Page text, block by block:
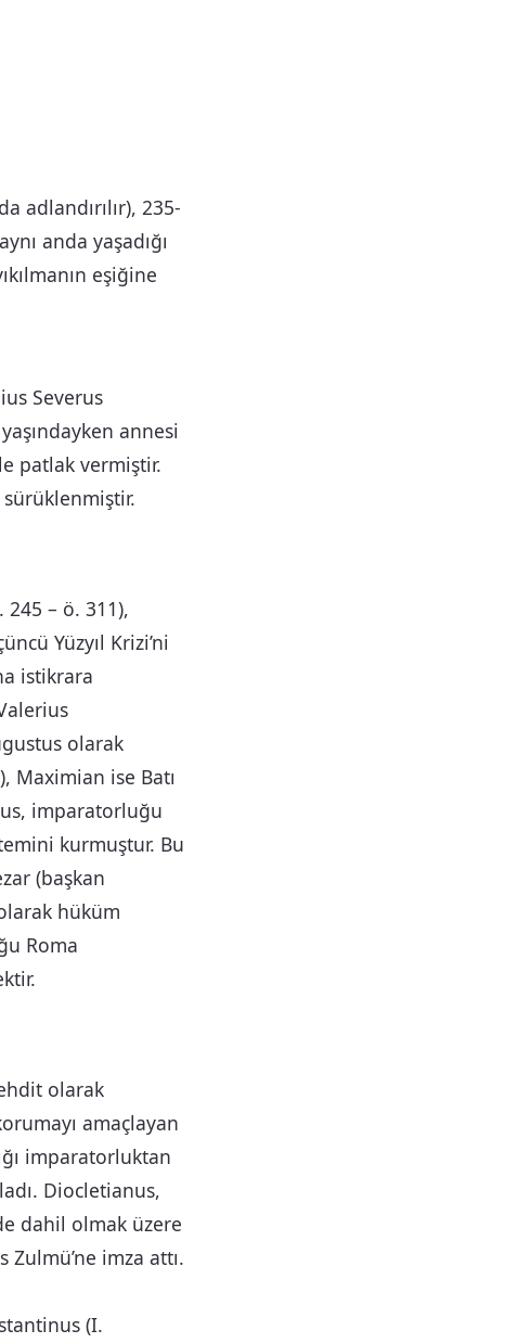
adlandırılır), 235-
anda yaşadığı
eşiğine
Severus
annesi
patlak vermiştir.
– ö. 311),
Yüzyıl Krizi’ni
istikrara
olarak
Maximian ise Batı
imparatorluğu
kurmuştur. Bu
(başkan
hüküm
Roma
olarak
amaçlayan
imparatorluktan
Diocletianus,
dahil olmak üzere
imza attı.
(I.